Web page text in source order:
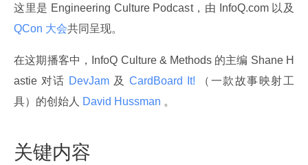
这里是 Engineering Culture Podcast，由 InfoQ.com 以及
QCon 大会共同呈现。
在这期播客中，InfoQ Culture & Methods 的主编 Shane H
astie 对话 DevJam 及 CardBoard It!
（一款故事映射工
具）的创始人 David Hussman 。
关键内容